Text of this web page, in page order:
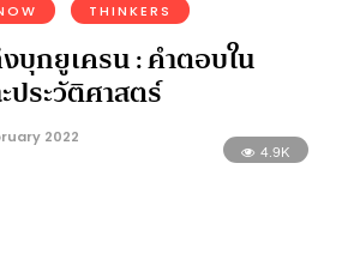
THINKERS
บุกยูเครน : คำตอบใน
ระวัติศาสตร์
2022
4.9K